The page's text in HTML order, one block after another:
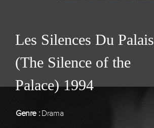
Les Silences Du Palais
(The Silence of the
Palace) 1994
Genre : Drama